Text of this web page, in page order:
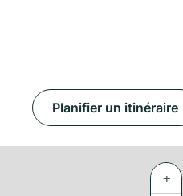
Planifier un itinéraire
+